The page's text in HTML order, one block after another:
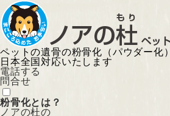
ペットの遺骨の粉骨化（パウダー化）
日本全国対応いたします
電話する
問合せ
粉骨化とは？
ノアの杜の